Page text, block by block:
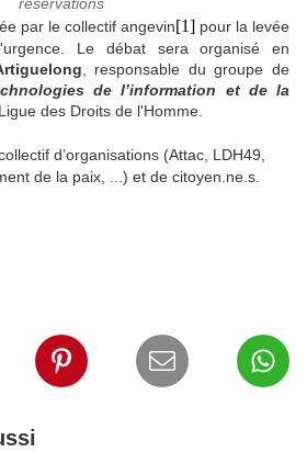
par le collectif angevin[1] pour la levée
Le débat sera organisé en
, responsable du groupe de
de l’information et de la
des Droits de l'Homme.
d’organisations (Attac, LDH49,
de la paix, ...) et de citoyen.ne.s.